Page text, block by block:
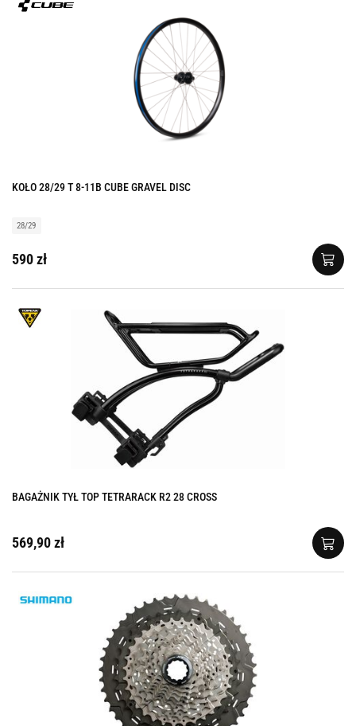
KOŁO 28/29 T 8-11B CUBE GRAVEL DISC
28/29
590 zł
BAGAŻNIK TYŁ TOP TETRARACK R2 28 CROSS
569,90 zł